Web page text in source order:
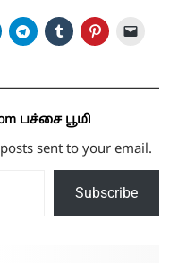
பச்சை பூமி
sent to your email.
Subscribe